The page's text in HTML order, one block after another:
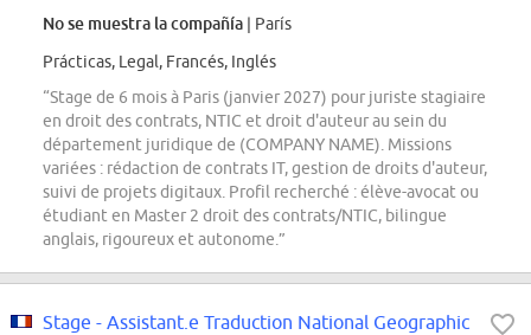
No se muestra la compañía | París
Prácticas, Legal, Francés, Inglés
“Stage de 6 mois à Paris (janvier 2027) pour juriste stagiaire
en droit des contrats, NTIC et droit d'auteur au sein du
département juridique de (COMPANY NAME). Missions
variées : rédaction de contrats IT, gestion de droits d'auteur,
suivi de projets digitaux. Profil recherché : élève-avocat ou
étudiant en Master 2 droit des contrats/NTIC, bilingue
anglais, rigoureux et autonome.”
Stage - Assistant.e Traduction National Geographic